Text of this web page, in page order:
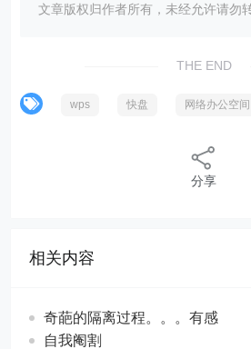
文章版权归作者所有，未经允许请勿转
THE END
wps 快盘 网络办公空间
分享
相关内容
奇葩的隔离过程。。。有感
自我阉割